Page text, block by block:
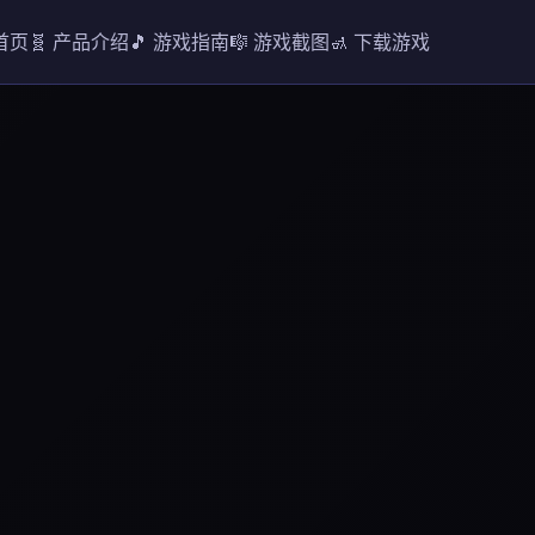
页 🧬 产品介绍🎵 游戏指南🎼 游戏截图🚮 下载游戏